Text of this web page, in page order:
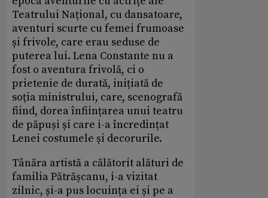
Teatrului Național, cu dansatoare,
aventuri scurte cu femei frumoase
și frivole, care erau seduse de
puterea lui. Lena Constante nu a
fost o aventura frivolă, ci o
prietenie de durată, inițiată de
soția ministrului, care, scenografă
fiind, dorea înființarea unui teatru
de păpuși și care i-a încredințat
Lenei costumele și decorurile.
Tânăra artistă a călătorit alături de
familia Pătrășcanu, i-a vizitat
zilnic, și-a pus locuința ei și pe a